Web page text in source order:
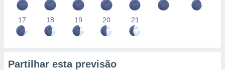
17 18 19 20 21
Partilhar esta previsão